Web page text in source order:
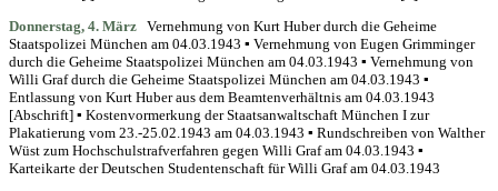
Donnerstag, 4. März Vernehmung von Kurt Huber durch die Geheime
Staatspolizei München am 04.03.1943 ▪ Vernehmung von Eugen Grimminger
durch die Geheime Staatspolizei München am 04.03.1943 ▪ Vernehmung von
Willi Graf durch die Geheime Staatspolizei München am 04.03.1943 ▪
Entlassung von Kurt Huber aus dem Beamtenverhältnis am 04.03.1943
[Abschrift] ▪ Kostenvormerkung der Staatsanwaltschaft München I zur
Plakatierung vom 23.-25.02.1943 am 04.03.1943 ▪ Rundschreiben von Walther
Wüst zum Hochschulstrafverfahren gegen Willi Graf am 04.03.1943 ▪
Karteikarte der Deutschen Studentenschaft für Willi Graf am 04.03.1943